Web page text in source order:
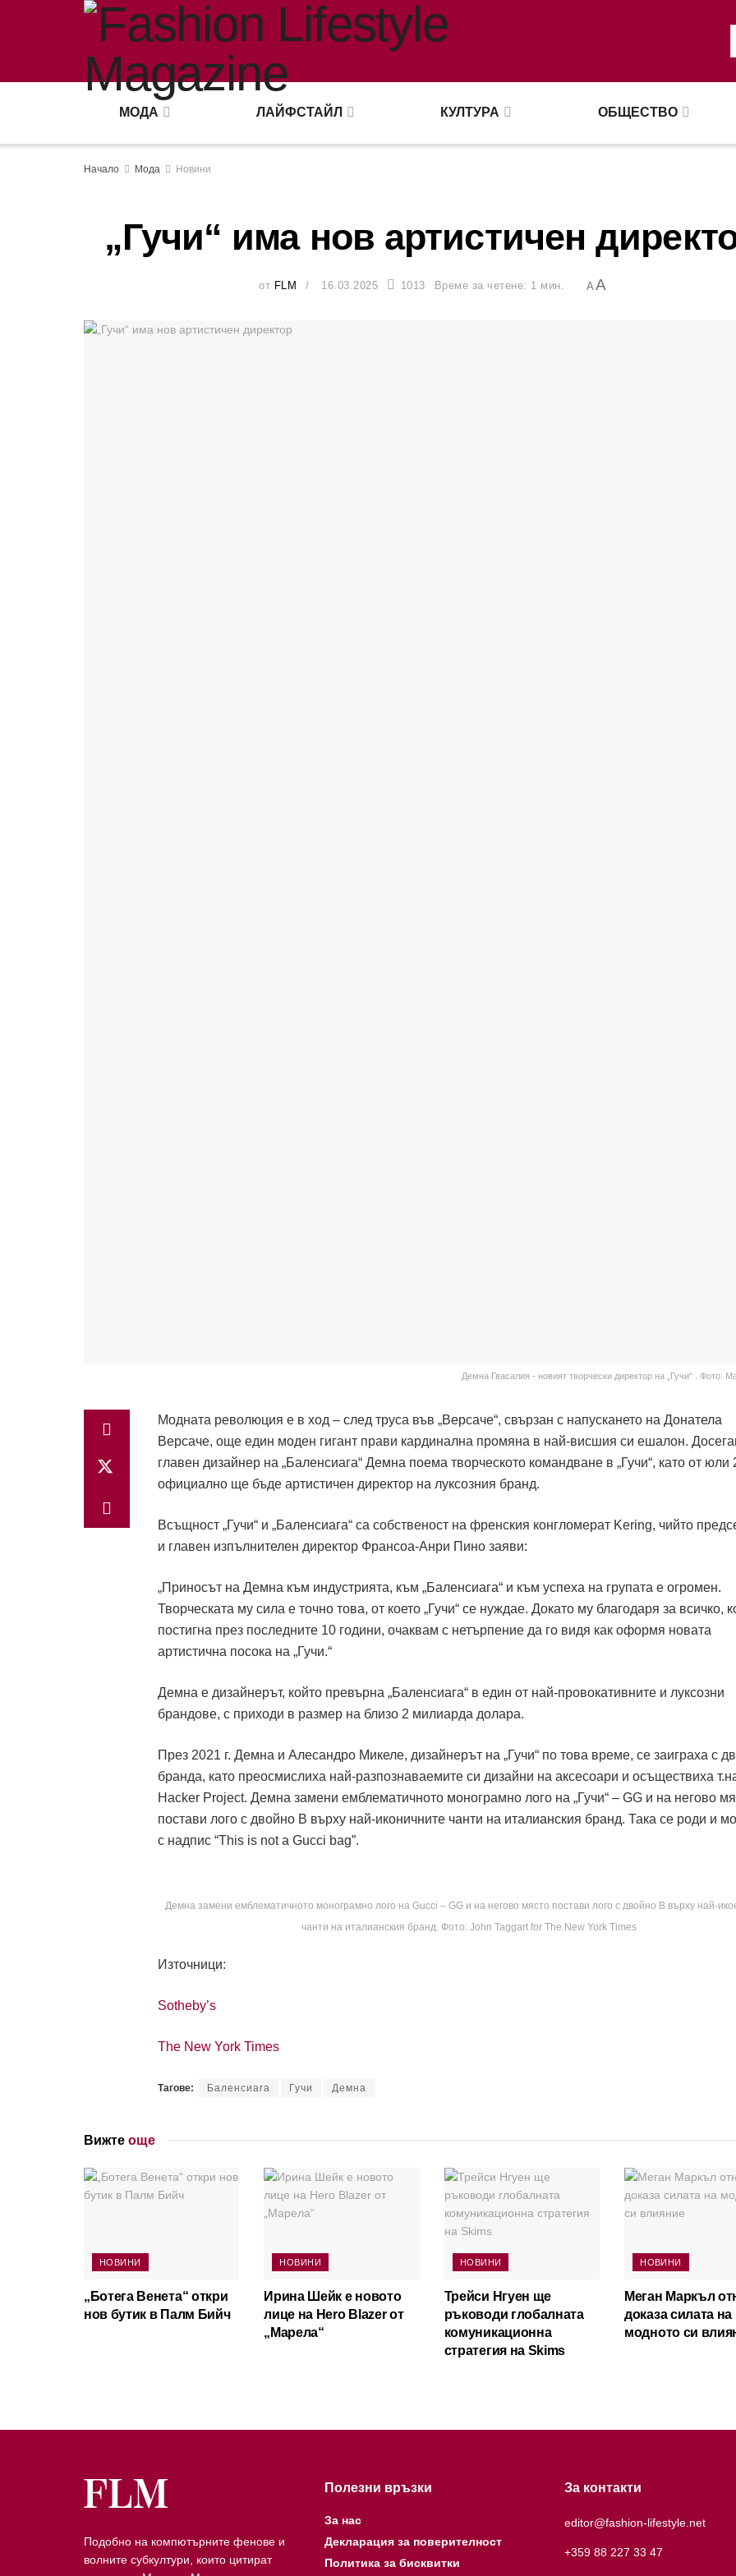
МОДА ЛАЙФСТАЙЛ КУЛТУРА ОБЩЕСТВО
Начало Мода Новини
„Гучи“ има нов артистичен
от FLM 16.03.2025 1013 Време за четене: 1 мин. AA
Демна Гвасалия - новият творчески директор на „Гучи“ . Фото:
Модната революция е в ход – след труса във „Версаче“, свързан с напускането на Донатела
Версаче, още един моден гигант прави кардинална промяна в най-висшия си ешалон.
главен дизайнер на „Баленсиага“ Демна поема творческото командване в „Гучи“, като от юли
официално ще бъде артистичен директор на луксозния бранд.
Всъщност „Гучи“ и „Баленсиага“ са собственост на френския конгломерат Kering, чийто
и главен изпълнителен директор Франсоа-Анри Пино заяви:
„Приносът на Демна към индустрията, към „Баленсиага“ и към успеха на групата е огромен.
Творческата му сила е точно това, от което „Гучи“ се нуждае. Докато му благодаря за всичко,
постигна през последните 10 години, очаквам с нетърпение да го видя как оформя новата
артистична посока на „Гучи.“
Демна е дизайнерът, който превърна „Баленсиага“ в един от най-провокативните и луксозни
брандове, с приходи в размер на близо 2 милиарда долара.
През 2021 г. Демна и Алесандро Микеле, дизайнерът на „Гучи“ по това време, се заиграха с
бранда, като преосмислиха най-разпознаваемите си дизайни на аксесоари и осъществиха
Hacker Project. Демна замени емблематичното монограмно лого на „Гучи“ – GG и на негово
постави лого с двойно B върху най-иконичните чанти на италианския бранд. Така се роди и
с надпис “This is not a Gucci bag”.
Демна замени емблематичното монограмно лого на Gucci – GG и на негово място постави лого с двойно B върху най-
чанти на италианския бранд. Фото: John Taggart for The New York Times
Източници:
Sotheby’s
The New York Times
Тагове: Баленсиага Гучи Демна
Вижте още
НОВИНИ
„Ботега Венета“ откри
нов бутик в Палм Бийч
НОВИНИ
Ирина Шейк е новото
лице на Hero Blazer от
„Марела“
НОВИНИ
Трейси Нгуен ще
ръководи глобалната
комуникационна
стратегия на Skims
НОВИНИ
Меган Маркъл
доказа силата на
модното си
Подобно на компютърните фенове и
волните субкултури, които цитират
Полезни връзки
За нас
Декларация за поверителност
Политика за бисквитки
За контакти
editor@fashion-lifestyle.net
+359 88 227 33 47